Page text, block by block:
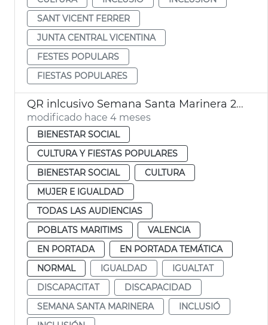
SANT VICENT FERRER
JUNTA CENTRAL VICENTINA
FESTES POPULARS
FIESTAS POPULARES
QR inlcusivo Semana Santa Marinera 2026
modificado hace 4 meses
BIENESTAR SOCIAL
CULTURA Y FIESTAS POPULARES
BIENESTAR SOCIAL
CULTURA
MUJER E IGUALDAD
TODAS LAS AUDIENCIAS
POBLATS MARITIMS
VALENCIA
EN PORTADA
EN PORTADA TEMÁTICA
NORMAL
IGUALDAD
IGUALTAT
DISCAPACITAT
DISCAPACIDAD
SEMANA SANTA MARINERA
INCLUSIÓ